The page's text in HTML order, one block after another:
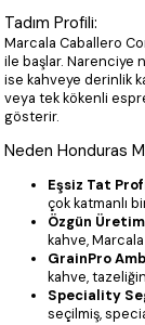
Tadım Profili:
Marcala Caballero
ile başlar. Narenciye
ise kahveye derinlik
veya tek kökenli
gösterir.
Neden Honduras
Eşsiz Tat
çok katmanlı
Özgün
kahve,
GrainPro
kahve,
Speciality
seçilmiş,